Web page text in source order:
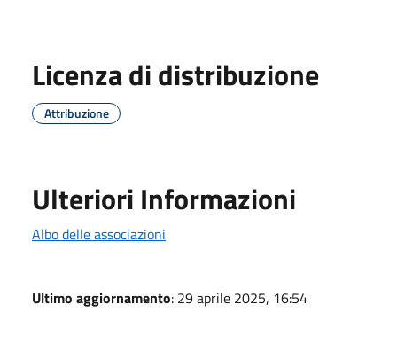
Licenza di distribuzione
Attribuzione
Ulteriori Informazioni
Albo delle associazioni
Ultimo aggiornamento: 29 aprile 2025, 16:54